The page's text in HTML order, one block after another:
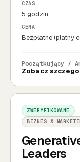
CZAS
5 godzin
CENA
Bezpłatne (płatny
Początkujący /
Zobacz
ZWERYFIKOWANE
BIZNES &
Leaders